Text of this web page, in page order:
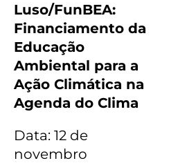
Luso/FunBEA:
Financiamento da
Educação
Ambiental para a
Ação Climática na
Agenda do Clima
Data: 12 de
novembro